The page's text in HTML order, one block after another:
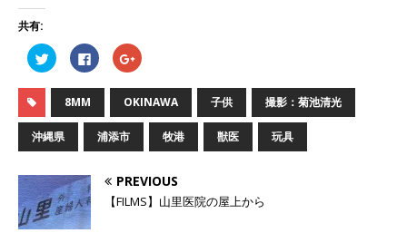
共有:
ク
リ
ク
T
w
i
t
e
で
共
有
(
F
a
e
o
k
で
共
ク
リ
ク
し
て
G
g
e
+
で
共
8MM OKINAWA 子供 撮影：菊池清光
沖縄県 浦添市 牧港 獣医 玩具
PREVIOUS
【FILMS】山里医院の屋上から